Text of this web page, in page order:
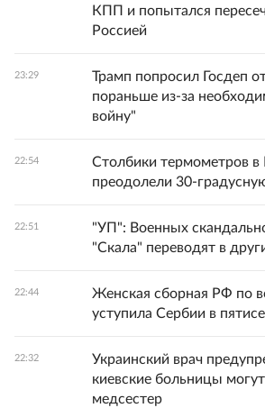
КПП и попытался
Россией
23:29
Трамп попросил Госдеп
пораньше из-за
войну"
22:54
Столбики термометров в
преодолели 30-
22:51
"УП": Военных
"Скала" переводят в
22:44
Женская сборная РФ по
уступила Сербии в
22:32
Украинский врач
киевские больницы
медсестер